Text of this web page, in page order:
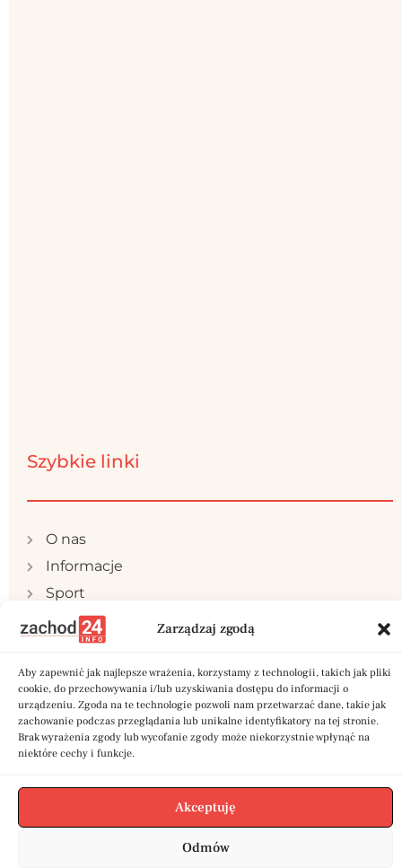
Zarządzaj zgodą
Aby zapewnić jak najlepsze wrażenia, korzystamy z technologii, takich jak pliki
cookie, do przechowywania i/lub uzyskiwania dostępu do informacji o
urządzeniu. Zgoda na te technologie pozwoli nam przetwarzać dane, takie jak
zachowanie podczas przeglądania lub unikalne identyfikatory na tej stronie.
Brak wyrażenia zgody lub wycofanie zgody może niekorzystnie wpłynąć na
niektóre cechy i funkcje.
Akceptuję
Odmów
Szybkie linki
O nas
Informacje
Sport
Publicystyka
Samorząd
Polityka prywatności
Reklama
Kontakt
Copyright © 2024 zachod24.info | Stworzone w
ramach projektu